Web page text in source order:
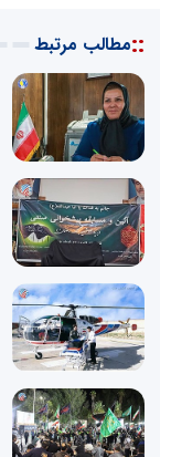
::مطالب مرتبط